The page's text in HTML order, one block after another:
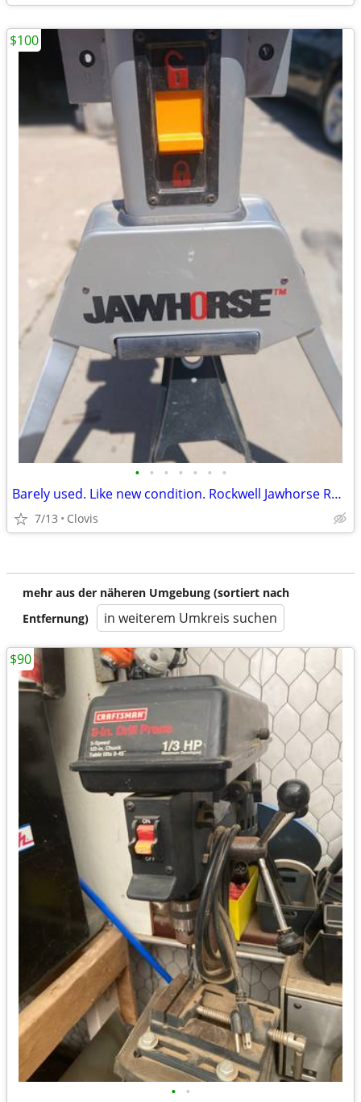
• • • • • • •
Barely used. Like new condition. Rockwell Jawhorse RK 9000
7/13 Clovis
$100
mehr aus der näheren Umgebung (sortiert nach
Entfernung)
in weiterem Umkreis suchen
• •
$90